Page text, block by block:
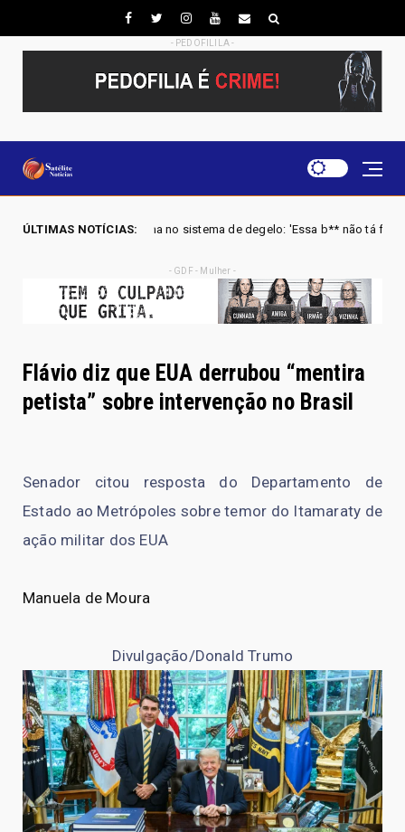
- PEDOFILILA -
ÚLTIMAS NOTÍCIAS:
no sistema de degelo: 'Essa b** não tá funcionando' Brasil
- GDF - Mulher -
Flávio diz que EUA derrubou “mentira
petista” sobre intervenção no Brasil
Senador citou resposta do Departamento de
Estado ao Metrópoles sobre temor do Itamaraty de
ação militar dos EUA
Manuela de Moura
Divulgação/Donald Trumo